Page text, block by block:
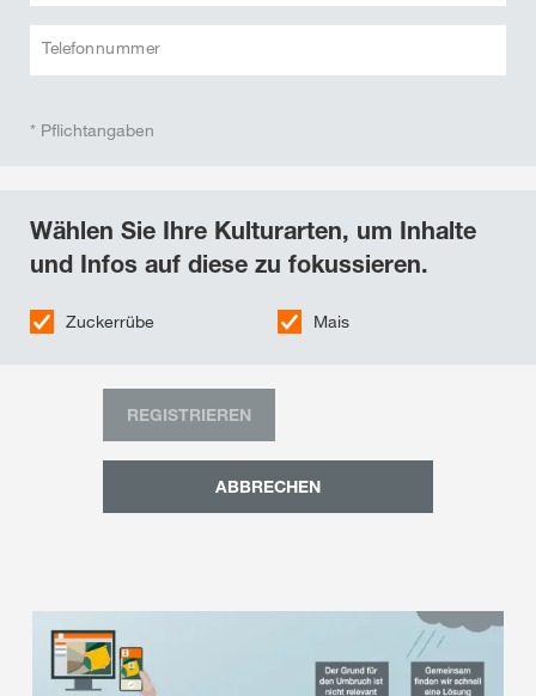
Telefonnummer
* Pflichtangaben
Wählen Sie Ihre Kulturarten, um Inhalte
und Infos auf diese zu fokussieren.
Zuckerrübe Mais
ABBRECHEN
REGISTRIEREN